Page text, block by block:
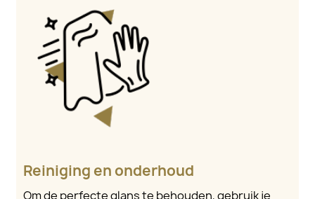
Reiniging en onderhoud
Om de perfecte glans te behouden, gebruik je